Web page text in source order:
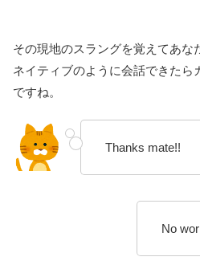
その現地のスラングを覚えてあな
ネイティブのように会話できたら
ですね。
Thanks mate!!
No